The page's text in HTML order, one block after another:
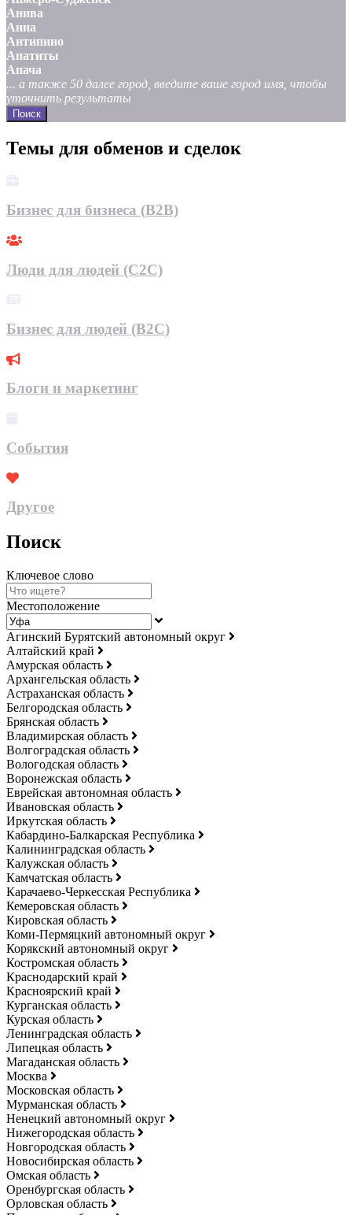
Анива
Анна
Антипино
Апатиты
Апача
... а также 50 далее город, введите ваше город имя, чтобы
уточнить результаты
Поиск
Темы для обменов и сделок
Бизнес для бизнеса (B2B)
Люди для людей (С2С)
Бизнес для людей (B2C)
Блоги и маркетинг
События
Другое
Поиск
Ключевое слово
Местоположение
Агинский Бурятский автономный округ
Алтайский край
Амурская область
Архангельская область
Астраханская область
Белгородская область
Брянская область
Владимирская область
Волгоградская область
Вологодская область
Воронежская область
Еврейская автономная область
Ивановская область
Иркутская область
Кабардино-Балкарская Республика
Калининградская область
Калужская область
Камчатская область
Карачаево-Черкесская Республика
Кемеровская область
Кировская область
Коми-Пермяцкий автономный округ
Корякский автономный округ
Костромская область
Краснодарский край
Красноярский край
Курганская область
Курская область
Ленинградская область
Липецкая область
Магаданская область
Москва
Московская область
Мурманская область
Ненецкий автономный округ
Нижегородская область
Новгородская область
Новосибирская область
Омская область
Оренбургская область
Орловская область